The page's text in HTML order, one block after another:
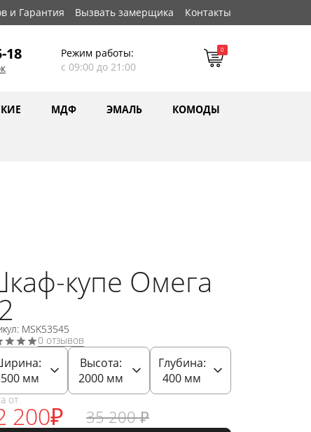
и Гарантия Вызвать замерщика Контакты
18
Режим работы:
с 09:00 до 21:00
0
МДФ ЭМАЛЬ КОМОДЫ
купе Омега
MSK53545
0 отзывов
мм
Высота:
2000мм
Глубина:
400 мм
от
200₽ 35 200 ₽